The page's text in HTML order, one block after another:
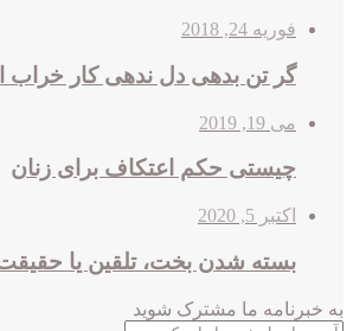
فوریه 24, 2018
گر تن بدهی دل ندهی کار
می 19, 2019
چیستی حکم اعتکاف برای زنان
اکتبر 5, 2020
بسته شدن بخت، تلقین یا
به خبرنامه‌‌ ما مشترک شوید